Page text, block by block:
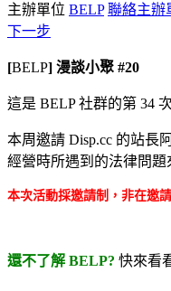
主辦單位 BELP 聯絡主辦
下一步
[BELP] 漫談小聚 #20
這是 BELP 社群的第 34
本周邀請 Disp.cc 的站長
經營時所遇到的法律問題
本次活動採邀請制，非在邀
還不了解 BELP? 快來看